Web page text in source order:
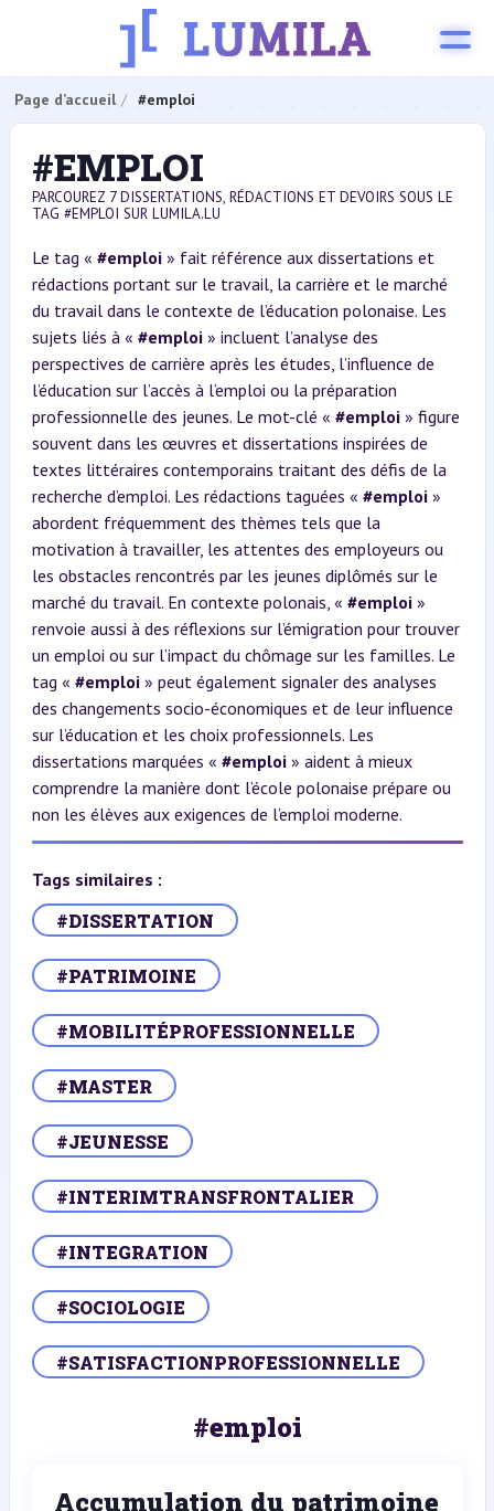
Page d’accueil #emploi
#EMPLOI
PARCOUREZ 7 DISSERTATIONS, RÉDACTIONS ET DEVOIRS SOUS LE
TAG #EMPLOI SUR LUMILA.LU
Le tag « #emploi» fait référence aux dissertations et
rédactions portant sur le travail, la carrière et le marché
du travail dans le contexte de l’éducation polonaise. Les
sujets liés à « #emploi» incluent l’analyse des
perspectives de carrière après les études, l’influence de
l’éducation sur l’accès à l’emploi ou la préparation
professionnelle des jeunes. Le mot-clé « #emploi» figure
souvent dans les œuvres et dissertations inspirées de
textes littéraires contemporains traitant des défis de la
recherche d’emploi. Les rédactions taguées « #emploi»
abordent fréquemment des thèmes tels que la
motivation à travailler, les attentes des employeurs ou
les obstacles rencontrés par les jeunes diplômés sur le
marché du travail. En contexte polonais, « #emploi»
renvoie aussi à des réflexions sur l’émigration pour trouver
un emploi ou sur l’impact du chômage sur les familles. Le
tag « #emploi» peut également signaler des analyses
des changements socio-économiques et de leur influence
sur l’éducation et les choix professionnels. Les
dissertations marquées « #emploi» aident à mieux
comprendre la manière dont l’école polonaise prépare ou
non les élèves aux exigences de l’emploi moderne.
Tags similaires :
#DISSERTATION
#PATRIMOINE
#MOBILITÉPROFESSIONNELLE
#MASTER
#JEUNESSE
#INTERIMTRANSFRONTALIER
#INTEGRATION
#SOCIOLOGIE
#SATISFACTIONPROFESSIONNELLE
#emploi
Accumulation du patrimoine